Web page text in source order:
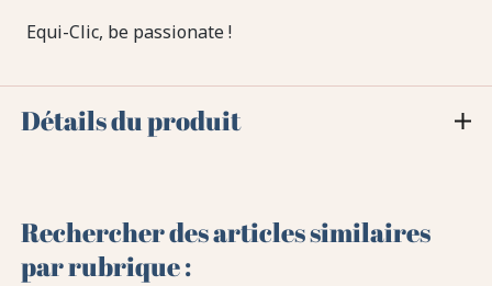
Equi-Clic, be passionate !
Détails du produit
Rechercher des articles similaires
par rubrique :